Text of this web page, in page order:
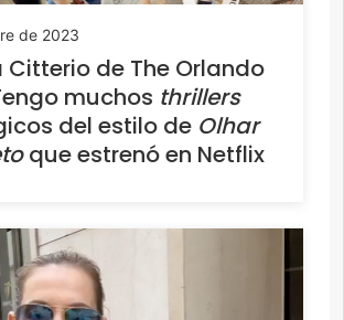
de 2023
Citterio de The Orlando
muchos thrillers
del estilo de Olhar
que estrenó en Netflix